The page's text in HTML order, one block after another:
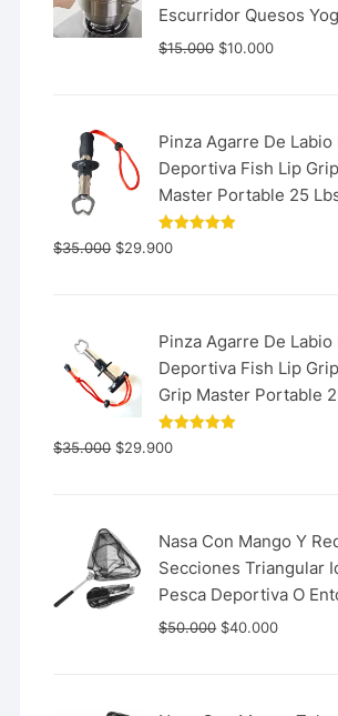
Escurridor Quesos
$15.000 $10.000
Pinza Agarre De Labio
Deportiva Fish Lip
Master Portable 25
Valorado
con
$35.000 $29.900
Pinza Agarre De Labio
Deportiva Fish Lip
Grip Master Portable
Valorado
con
$35.000 $29.900
Nasa Con Mango Y
Secciones Triangular
Pesca Deportiva O
$50.000 $40.000